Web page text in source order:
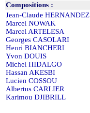
Compositions :
Jean-Claude HERNANDEZ
Marcel NOWAK
Marcel ARTELESA
Georges CASOLARI
Henri BIANCHERI
Yvon DOUIS
Michel HIDALGO
Hassan AKESBI
Lucien COSSOU
Albertus CARLIER
Karimou DJIBRILL